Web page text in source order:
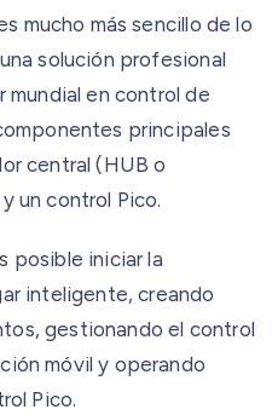
mucho más sencillo de lo
solución profesional
mundial en control de
principales
central (HUB o
un control Pico.
posible iniciar la
inteligente, creando
gestionando el control
móvil y operando
Pico.